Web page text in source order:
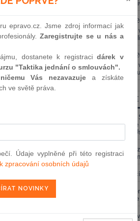
pomůcku nejen pro
Zároveň provázaností
pochopení této oblasti
online kurz na využití
(online -
Praktické
smluv
Praktické
Vnosy
soudu a
Výpověď
Nová
Změna
energetice
Černé
epravo.cz. Jsme zdroj informací jak
Zaregistrujte se u nás a
dostanete k registracidárek v
"Taktika jednání o smlouvách".
Vás nezavazuje a získáte
ve světě práva.
Údaje vyplněné při této registraci
zpracování osobních údajů